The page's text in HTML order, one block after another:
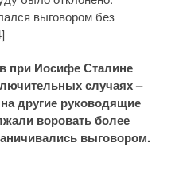
выговором без
при Иосифе Сталине
случаях –
другие руководящие
воровать более
выговором.